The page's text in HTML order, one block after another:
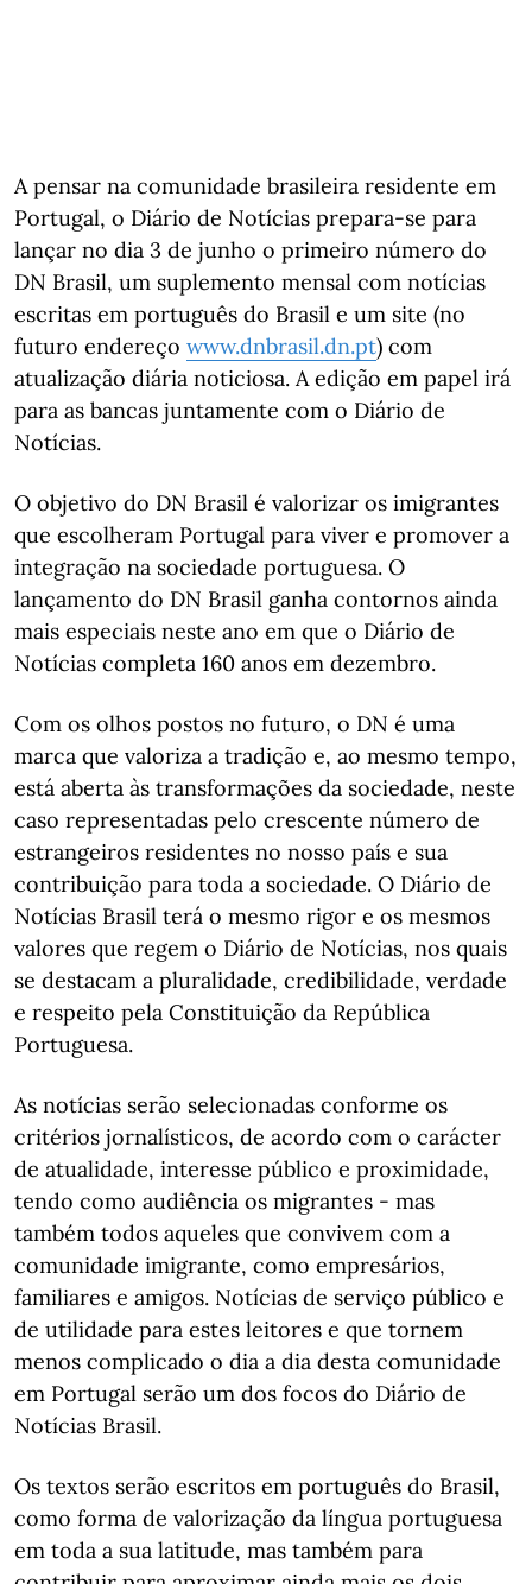
A pensar na comunidade brasileira residente em
Portugal, o Diário de Notícias prepara-se para
lançar no dia 3 de junho o primeiro número do
DN Brasil, um suplemento mensal com notícias
escritas em português do Brasil e um site (no
futuro endereço www.dnbrasil.dn.pt) com
atualização diária noticiosa. A edição em papel irá
para as bancas juntamente com o Diário de
Notícias.
O objetivo do DN Brasil é valorizar os imigrantes
que escolheram Portugal para viver e promover a
integração na sociedade portuguesa. O
lançamento do DN Brasil ganha contornos ainda
mais especiais neste ano em que o Diário de
Notícias completa 160 anos em dezembro.
Com os olhos postos no futuro, o DN é uma
marca que valoriza a tradição e, ao mesmo tempo,
está aberta às transformações da sociedade, neste
caso representadas pelo crescente número de
estrangeiros residentes no nosso país e sua
contribuição para toda a sociedade. O Diário de
Notícias Brasil terá o mesmo rigor e os mesmos
valores que regem o Diário de Notícias, nos quais
se destacam a pluralidade, credibilidade, verdade
e respeito pela Constituição da República
Portuguesa.
As notícias serão selecionadas conforme os
critérios jornalísticos, de acordo com o carácter
de atualidade, interesse público e proximidade,
tendo como audiência os migrantes - mas
também todos aqueles que convivem com a
comunidade imigrante, como empresários,
familiares e amigos. Notícias de serviço público e
de utilidade para estes leitores e que tornem
menos complicado o dia a dia desta comunidade
em Portugal serão um dos focos do Diário de
Notícias Brasil.
Os textos serão escritos em português do Brasil,
como forma de valorização da língua portuguesa
em toda a sua latitude, mas também para